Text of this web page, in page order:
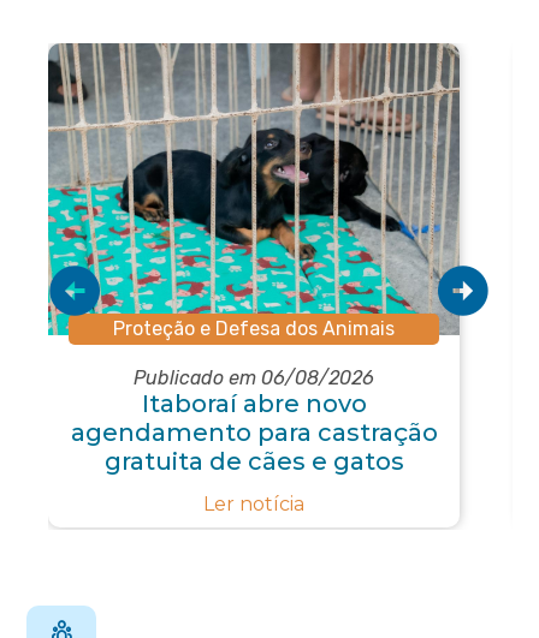
Proteção e Defesa dos Animais
Publicado em 06/08/2026
Itaboraí abre novo
agendamento para castração
gratuita de cães e gatos
Ler notícia